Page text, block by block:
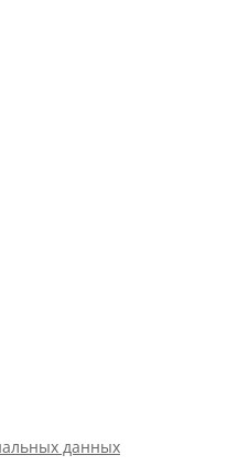
данных